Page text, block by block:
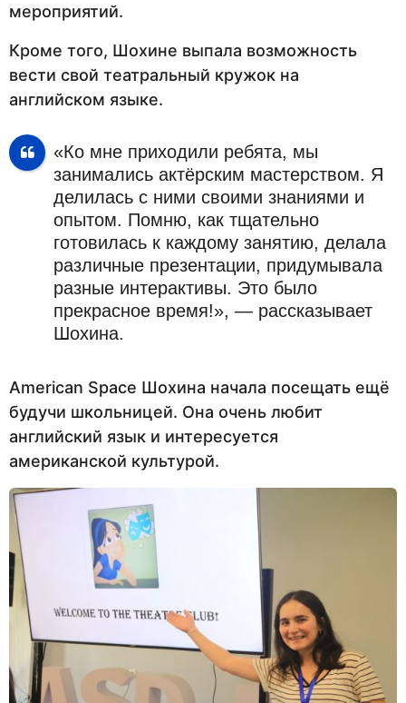
мероприятий.
Кроме того, Шохине выпала возможность
вести свой театральный кружок на
английском языке.
«Ко мне приходили ребята, мы
занимались актёрским мастерством. Я
делилась с ними своими знаниями и
опытом. Помню, как тщательно
готовилась к каждому занятию, делала
различные презентации, придумывала
разные интерактивы. Это было
прекрасное время!», — рассказывает
Шохина.
American Space Шохина начала посещать ещё
будучи школьницей. Она очень любит
английский язык и интересуется
американской культурой.